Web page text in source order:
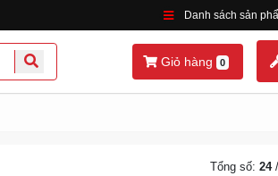
Danh sách sản
Giỏ hàng 0
Tổng số: 24/